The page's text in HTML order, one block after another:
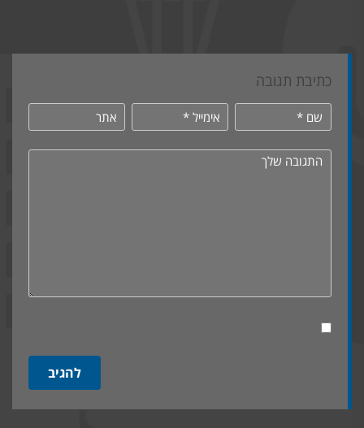
כתיבת תגובה